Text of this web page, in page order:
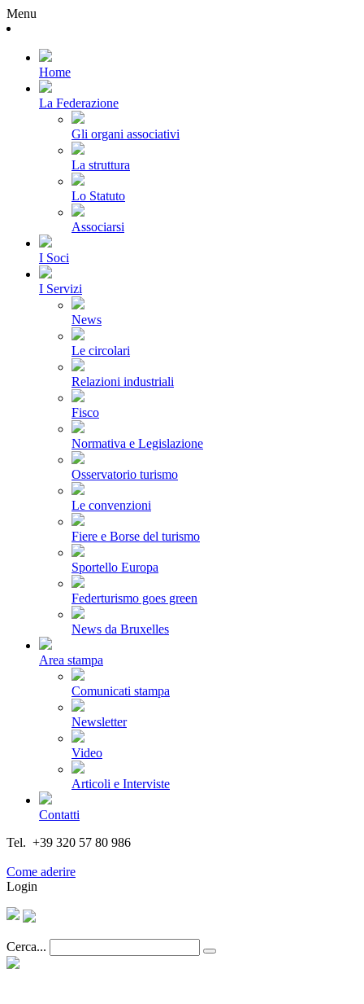
Menu
Home
La Federazione
Gli organi associativi
La struttura
Lo Statuto
Associarsi
I Soci
I Servizi
News
Le circolari
Relazioni industriali
Fisco
Normativa e Legislazione
Osservatorio turismo
Le convenzioni
Fiere e Borse del turismo
Sportello Europa
Federturismo goes green
News da Bruxelles
Area stampa
Comunicati stampa
Newsletter
Video
Articoli e Interviste
Contatti
Tel. +39 320 57 80 986
Come aderire
Login
Cerca...